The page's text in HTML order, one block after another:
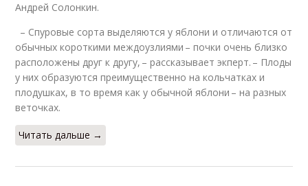
Андрей Солонкин.
– Спуровые сорта выделяются у яблони и отличаются от
обычных короткими междоузлиями – почки очень близко
расположены друг к другу, – рассказывает экперт. – Плоды
у них образуются преимущественно на кольчатках и
плодушках, в то время как у обычной яблони – на разных
веточках.
Читать дальше →